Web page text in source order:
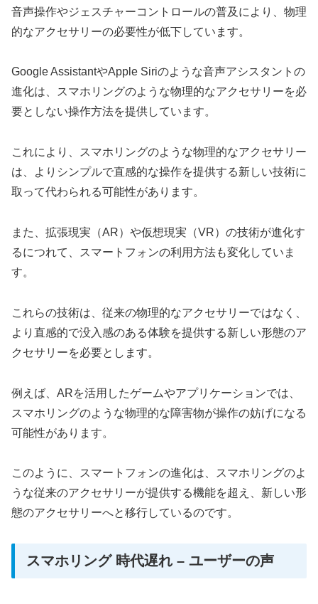
音声操作やジェスチャーコントロールの普及により、物理
的なアクセサリーの必要性が低下しています。
Google AssistantやApple Siriのような音声アシスタントの
進化は、スマホリングのような物理的なアクセサリーを必
要としない操作方法を提供しています。
これにより、スマホリングのような物理的なアクセサリー
は、よりシンプルで直感的な操作を提供する新しい技術に
取って代わられる可能性があります。
また、拡張現実（AR）や仮想現実（VR）の技術が進化す
るにつれて、スマートフォンの利用方法も変化していま
す。
これらの技術は、従来の物理的なアクセサリーではなく、
より直感的で没入感のある体験を提供する新しい形態のア
クセサリーを必要とします。
例えば、ARを活用したゲームやアプリケーションでは、
スマホリングのような物理的な障害物が操作の妨げになる
可能性があります。
このように、スマートフォンの進化は、スマホリングのよ
うな従来のアクセサリーが提供する機能を超え、新しい形
態のアクセサリーへと移行しているのです。
スマホリング 時代遅れ – ユーザーの声